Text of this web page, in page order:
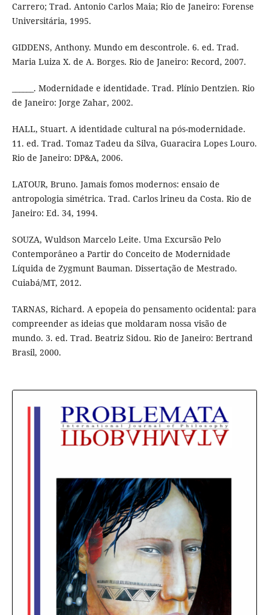
Carrero; Trad. Antonio Carlos Maia; Rio de Janeiro: Forense
Universitária, 1995.
GIDDENS, Anthony. Mundo em descontrole. 6. ed. Trad.
Maria Luiza X. de A. Borges. Rio de Janeiro: Record, 2007.
______. Modernidade e identidade. Trad. Plínio Dentzien. Rio
de Janeiro: Jorge Zahar, 2002.
HALL, Stuart. A identidade cultural na pós-modernidade.
11. ed. Trad. Tomaz Tadeu da Silva, Guaracira Lopes Louro.
Rio de Janeiro: DP&A, 2006.
LATOUR, Bruno. Jamais fomos modernos: ensaio de
antropologia simétrica. Trad. Carlos lrineu da Costa. Rio de
Janeiro: Ed. 34, 1994.
SOUZA, Wuldson Marcelo Leite. Uma Excursão Pelo
Contemporâneo a Partir do Conceito de Modernidade
Líquida de Zygmunt Bauman. Dissertação de Mestrado.
Cuiabá/MT, 2012.
TARNAS, Richard. A epopeia do pensamento ocidental: para
compreender as ideias que moldaram nossa visão de
mundo. 3. ed. Trad. Beatriz Sidou. Rio de Janeiro: Bertrand
Brasil, 2000.